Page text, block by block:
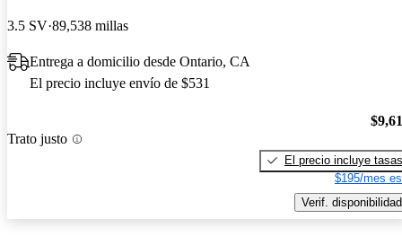
3.5 SV 89,538 millas
Entrega a domicilio desde Ontario, CA
El precio incluye envío de $531
Trato justo
El precio incluye tasas
$195/mes
Verif. disponibilidad